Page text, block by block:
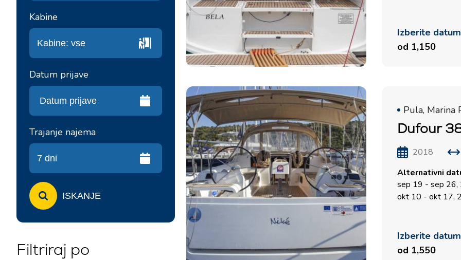
Izberite
od 1,150
Pula, Marina
Dufour
2018
Alternativni
sep 19 - sep 26,
okt 10 - okt 17,
Izberite
od 1,550
Kabine
Datum prijave
Trajanje najema
ISKANJE
Filtriraj po